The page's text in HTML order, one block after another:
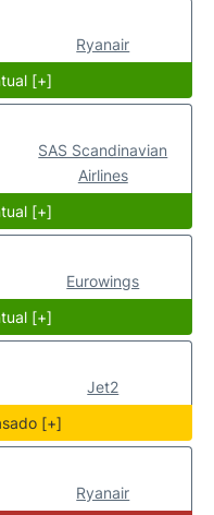
Ryanair
[+]
SAS Scandinavian
Airlines
[+]
Eurowings
[+]
Jet2
[+]
Ryanair